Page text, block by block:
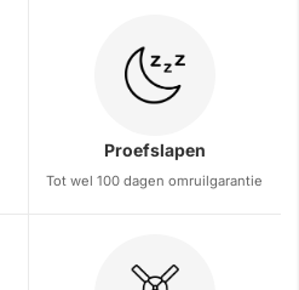
Proefslapen
Tot wel 100 dagen omruilgarantie